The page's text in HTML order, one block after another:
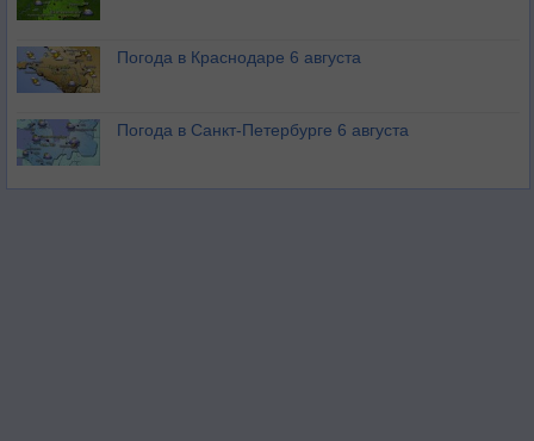
Погода в Краснодаре 6 августа
Погода в Санкт-Петербурге 6 августа